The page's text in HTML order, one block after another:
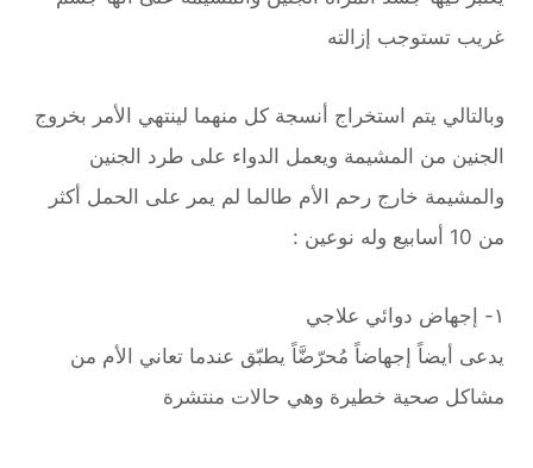
غريب تستوجب إزالته
وبالتالي يتم استخراج أنسجة كل منهما لينتهي الأمر بخروج
الجنين من المشيمة ويعمل الدواء على طرد الجنين
والمشيمة خارج رحم الأم طالما لم يمر على الحمل أكثر
من 10 أسابيع وله نوعين :
١- إجهاض دوائي علاجي
يدعى أيضاً إجهاضاً مُحرّضَّاً يطبّق عندما تعاني الأم من
مشاكل صحية خطيرة وهي حالات منتشرة